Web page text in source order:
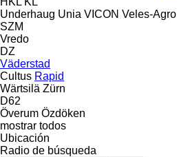
Underhaug Unia VICON Veles-Agro
SZM
Vredo
DZ
Väderstad
Cultus Rapid
Wärtsilä Zürn
D62
Överum Özdöken
mostrar todos
Ubicación
Radio de búsqueda